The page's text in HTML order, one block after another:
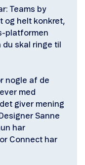
Teams by
og helt konkret,
platformen
skal ringe til
nogle af de
med
giver mening
Sanne
har
Connect har